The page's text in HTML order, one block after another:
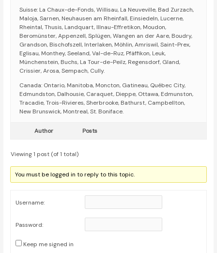
Suisse: La Chaux-de-Fonds, Willisau, La Neuveville, Bad Zurzach,
Maloja, Sarnen, Neuhausen am Rheinfall, Einsiedeln, Lucerne,
Rheintal, Thusis, Landquart, Illnau-Effretikon, Moudon,
Beromünster, Appenzell, Splügen, Wangen an der Aare, Boudry,
Grandson, Bischofszell, Interlaken, Möhlin, Amriswil, Saint-Prex,
Eglisau, Monthey, Seeland, Val-de-Ruz, Pfäffikon, Leuk,
Münchenstein, Buchs, La Tour-de-Peilz, Regensdorf, Gland,
Crissier, Arosa, Sempach, Cully.
Canada: Ontario, Manitoba, Moncton, Gatineau, Québec City,
Edmundston, Dalhousie, Caraquet, Dieppe, Ottawa, Edmunston,
Tracadie, Trois-Rivieres, Sherbrooke, Bathurst, Campbellton,
New Brunswick, Montreal, St. Boniface.
Author Posts
Viewing 1 post (of 1 total)
You must be logged in to reply to this topic.
Username:
Password:
Keep me signed in